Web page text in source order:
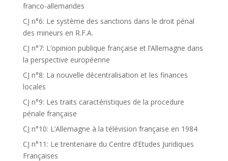
franco-allemandes
CJ n°6: Le système des sanctions dans le droit pénal
des mineurs en R.F.A.
CJ n°7: L’opinion publique française et l’Allemagne dans
la perspective européenne
CJ n°8: La nouvelle décentralisation et les finances
locales
CJ n°9: Les traits caractéristiques de la procedure
pénale française
CJ n°10: L’Allemagne à la télévision française en 1984
CJ n°11: Le trentenaire du Centre d’Etudes Juridiques
Françaises